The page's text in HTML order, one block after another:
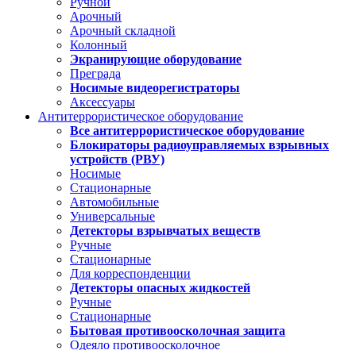
Арочный
Арочный складной
Колонный
Экранирующие оборудование
Преграда
Носимые видеорегистраторы
Аксессуары
Антитеррористическое оборудование
Все антитеррористическое оборудование
Блокираторы радиоуправляемых взрывных
устройств (РВУ)
Носимые
Стационарные
Автомобильные
Универсальные
Детекторы взрывчатых веществ
Ручные
Стационарные
Для корреспонденции
Детекторы опасных жидкостей
Ручные
Стационарные
Бытовая противоосколочная защита
Одеяло противоосколочное